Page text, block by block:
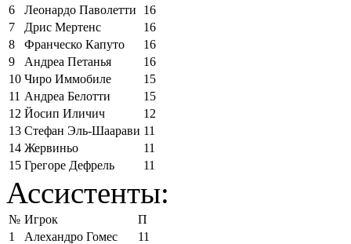
6
Леонардо Паволетти
16
7
Дрис Мертенс
16
8
Франческо Капуто
16
9
Андреа Петанья
16
10 Чиро Иммобиле
15
11 Андреа Белотти
15
12 Йосип Иличич
12
13 Стефан Эль-Шаарави 11
14 Жервиньо
11
15 Грегоре Дефрель 11
Ассистенты:
№ Игрок
П
1
Алехандро Гомес
11